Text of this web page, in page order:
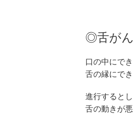
◎舌がん
口の中にで
舌の縁にで
進行すると
舌の動きが